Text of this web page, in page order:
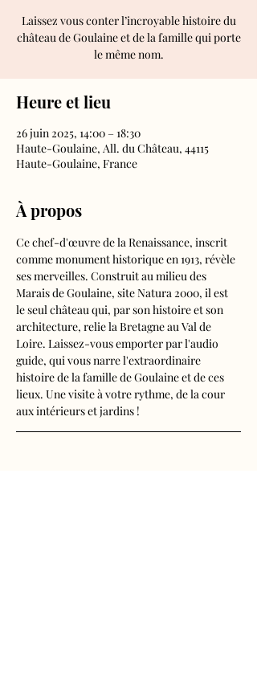
Laissez vous conter l’incroyable histoire du
château de Goulaine et de la famille qui porte
le même nom.
Heure et lieu
26 juin 2025, 14:00 – 18:30
Haute-Goulaine, All. du Château, 44115
Haute-Goulaine, France
À propos
Ce chef-d'œuvre de la Renaissance, inscrit
comme monument historique en 1913, révèle
ses merveilles. Construit au milieu des
Marais de Goulaine, site Natura 2000, il est
le seul château qui, par son histoire et son
architecture, relie la Bretagne au Val de
Loire. Laissez-vous emporter par l'audio
guide, qui vous narre l'extraordinaire
histoire de la famille de Goulaine et de ces
lieux. Une visite à votre rythme, de la cour
aux intérieurs et jardins !